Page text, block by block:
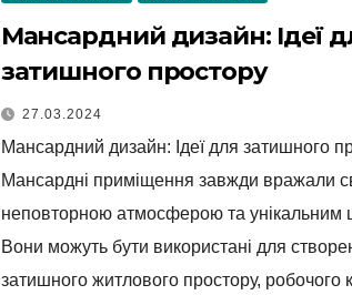
Мансардний дизайн: Ідеї
затишного простору
27.03.2024
Мансардний дизайн: Ідеї для затишного
Мансардні приміщення завжди вражали
неповторною атмосферою та
Вони можуть бути використані для
затишного житлового простору, робочого